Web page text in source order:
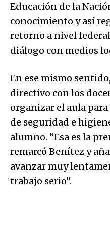
Educación de la
conocimiento y así
retorno a nivel
diálogo con medios
En ese mismo
directivo con los
organizar el aula
de seguridad e
alumno. “Esa es la
remarcó Benítez y
avanzar muy
trabajo serio”.